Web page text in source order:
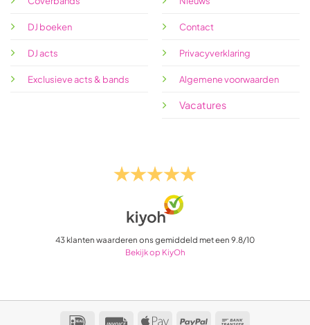
DJ boeken
DJ acts
Exclusieve acts & bands
Contact
Privacyverklaring
Algemene voorwaarden
Vacatures
43 klanten waarderen ons gemiddeld met een 9.8/10
Bekijk op KiyOh
IDeal Invoice Apple PayPal